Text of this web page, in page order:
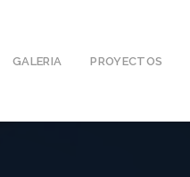
GALERIA PROYECTOS